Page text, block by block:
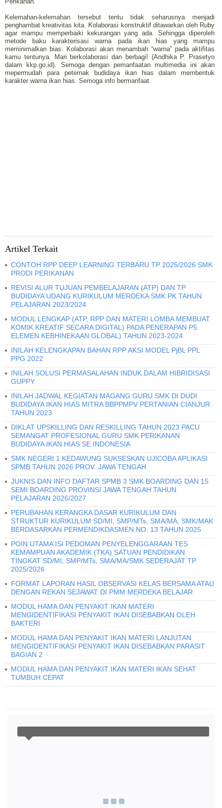
Kelemahan-kelemahan tersebut tentu tidak seharusnya menjadi
penghambat kreativitas kita. Kolaborasi konstruktif ditawarkan oleh Ruby
agar mampu memperbaiki kekurangan yang ada. Sehingga diperoleh
metode baku karakterisasi warna pada ikan hias yang mampu
meminimalkan bias. Kolaborasi akan menambah “warna” pada aktifitas
kamu tentunya. Mari berkolaborasi dan berbagi! (Andhika P. Prasetyo
dalam kkp.go.id). Semoga dengan pemanfaatan multimedia ini akan
mepermudah para peternak budidaya ikan hias dalam membentuk
karakter warna ikan hias. Semoga info bermanfaat.
Artikel Terkait
CONTOH RPP DEEP LEARNING TERBARU TP 2025/2026 SMK
PRODI PERIKANAN
REVISI ALUR TUJUAN PEMBELAJARAN (ATP) DAN TP
BUDIDAYA UDANG KURIKULUM MERDEKA SMK PK TAHUN
PELAJARAN 2023/2024
MODUL LENGKAP (ATP, RPP DAN MATERI LOMBA MEMBUAT
KOMIK KREATIF SECARA DIGITAL) PADA PENERAPAN P5
ELEMEN KEBHINEKAAN GLOBAL) TAHUN 2023-2024
INILAH KELENGKAPAN BAHAN RPP AKSI MODEL PjBL PPL
PPG 2022
INILAH SOLUSI PERMASALAHAN INDUK DALAM HIBRIDISASI
GUPPY
INILAH JADWAL KEGIATAN MAGANG GURU SMK DI DUDI
BUDIDAYA IKAN HIAS MITRA BBPPMPV PERTANIAN CIANJUR
TAHUN 2023
DIKLAT UPSKILLING DAN RESKILLING TAHUN 2023 PACU
SEMANGAT PROFESIONAL GURU SMK PERIKANAN
BUDIDAYA IKAN HIAS SE INDONESIA
SMK NEGERI 1 KEDAWUNG SUKSESKAN UJICOBA APLIKASI
SPMB TAHUN 2026 PROV. JAWA TENGAH
JUKNIS DAN INFO DAFTAR SPMB 3 SMK BOARDING DAN 15
SEMI BOARDING PROVINSI JAWA TENGAH TAHUN
PELAJARAN 2026/2027
PERUBAHAN KERANGKA DASAR KURIKULUM DAN
STRUKTUR KURIKULUM SD/MI, SMP/MTs, SMA/MA, SMK/MAK
BERDASARKAN PERMENDIKDASMEN NO. 13 TAHUN 2025
POIN UTAMA ISI PEDOMAN PENYELENGGARAAN TES
KEMAMPUAN AKADEMIK (TKA) SATUAN PENDIDIKAN
TINGKAT SD/MI, SMP/MTs, SMA/MA/SMK SEDERAJAT TP.
2025/2026
FORMAT LAPORAN HASIL OBSERVASI KELAS BERSAMA ATAU
DENGAN REKAN SEJAWAT DI PMM MERDEKA BELAJAR
MODUL HAMA DAN PENYAKIT IKAN MATERI
MENGIDENTIFIKASI PENYAKIT IKAN DISEBABKAN OLEH
BAKTERI
MODUL HAMA DAN PENYAKIT IKAN MATERI LANJUTAN
MENGIDENTIFIKASI PENYAKIT IKAN DISEBABKAN PARASIT
BAGIAN 2
MODUL HAMA DAN PENYAKIT IKAN MATERI IKAN SEHAT
TUMBUH CEPAT